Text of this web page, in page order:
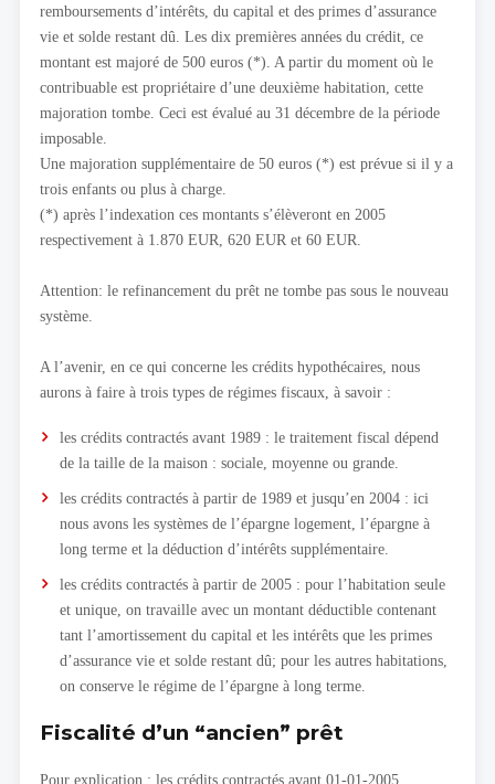
remboursements d’intérêts, du capital et des primes d’assurance
vie et solde restant dû. Les dix premières années du crédit, ce
montant est majoré de 500 euros (*). A partir du moment où le
contribuable est propriétaire d’une deuxième habitation, cette
majoration tombe. Ceci est évalué au 31 décembre de la période
imposable.
Une majoration supplémentaire de 50 euros (*) est prévue si il y a
trois enfants ou plus à charge.
(*) après l’indexation ces montants s’élèveront en 2005
respectivement à 1.870 EUR, 620 EUR et 60 EUR.
Attention: le refinancement du prêt ne tombe pas sous le nouveau
système.
A l’avenir, en ce qui concerne les crédits hypothécaires, nous
aurons à faire à trois types de régimes fiscaux, à savoir :
les crédits contractés avant 1989 : le traitement fiscal dépend
de la taille de la maison : sociale, moyenne ou grande.
les crédits contractés à partir de 1989 et jusqu’en 2004 : ici
nous avons les systèmes de l’épargne logement, l’épargne à
long terme et la déduction d’intérêts supplémentaire.
les crédits contractés à partir de 2005 : pour l’habitation seule
et unique, on travaille avec un montant déductible contenant
tant l’amortissement du capital et les intérêts que les primes
d’assurance vie et solde restant dû; pour les autres habitations,
on conserve le régime de l’épargne à long terme.
Fiscalité d’un “ancien” prêt
Pour explication : les crédits contractés avant 01-01-2005